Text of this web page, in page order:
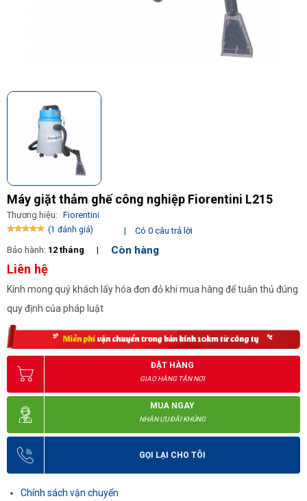
Máy giặt thảm ghế công nghiệp Fiorentini L215
Thương hiệu: Fiorentini
(1 đánh giá) |
Có 0 câu trả lời
Bảo hành: 12 tháng | Còn hàng
Liên hệ
Kính mong quý khách lấy hóa đơn đỏ khi mua hàng để tuân thủ đúng
quy định của pháp luật
ĐẶT HÀNG
GIAO HÀNG TẬN NƠI
MUA NGAY
NHẬN ƯU ĐÃI KHỦNG
GỌI LẠI CHO TÔI
Chính sách vận chuyển